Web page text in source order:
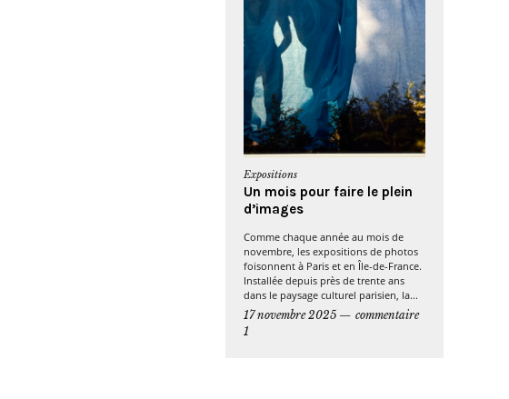
Expositions
Un mois pour faire le plein
d’images
Comme chaque année au mois de
novembre, les expositions de photos
foisonnent à Paris et en Île-de-France.
Installée depuis près de trente ans
dans le paysage culturel parisien, la...
17 novembre 2025
commentaire
1